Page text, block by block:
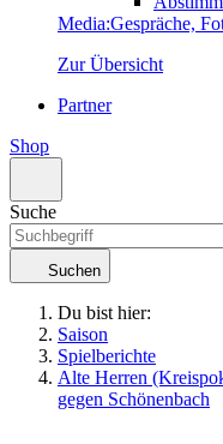
Media:Gespräche,
Zur Übersicht
Partner
Shop
Suche
Suchen
Du bist hier:
Saison
Spielberichte
Alte Herren
gegen Schönenbach